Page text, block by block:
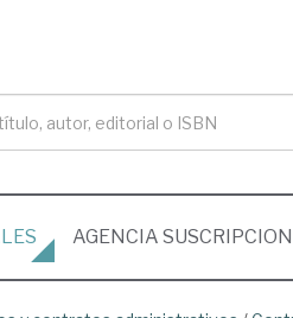
AGENCIA